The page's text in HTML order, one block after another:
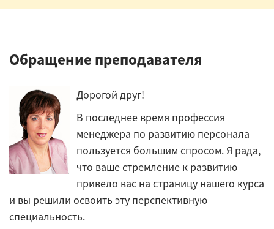
Обращение преподавателя
Дорогой друг!
В последнее время профессия
менеджера по развитию персонала
пользуется большим спросом. Я рада,
что ваше стремление к развитию
привело вас на страницу нашего курса
и вы решили освоить эту перспективную
специальность.